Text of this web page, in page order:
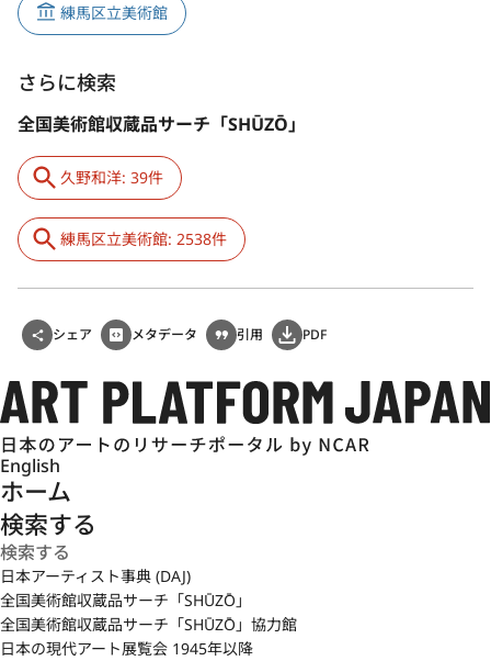
練馬区立美術館
さらに検索
全国美術館収蔵品サーチ「SHŪZŌ」
久野和洋: 39件
練馬区立美術館: 2538件
シェア メタデータ 引用 PDF
English
ホーム
検索する
日本アーティスト事典 (DAJ)
全国美術館収蔵品サーチ「SHŪZŌ」
全国美術館収蔵品サーチ「SHŪZŌ」協力館
日本の現代アート展覧会 1945年以降